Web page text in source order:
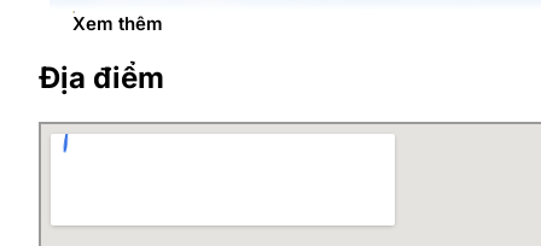
Xem thêm
Địa điểm